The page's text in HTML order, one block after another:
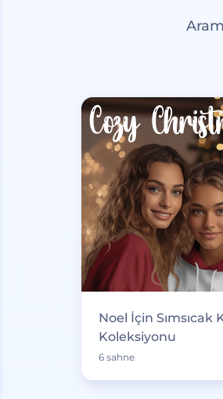
Noel İçin Sımsıcak
Koleksiyonu
6 sahne